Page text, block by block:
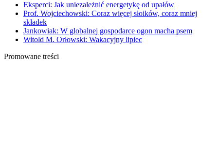
Eksperci: Jak uniezależnić energetykę od upałów
Prof. Wojciechowski: Coraz więcej słoików, coraz mniej
składek
Jankowiak: W globalnej gospodarce ogon macha psem
Witold M. Orłowski: Wakacyjny lipiec
Promowane treści